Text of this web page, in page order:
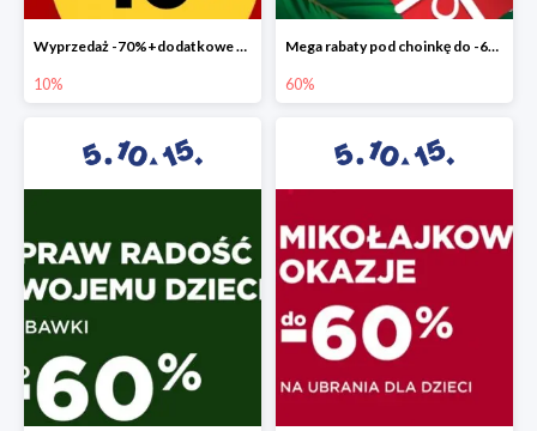
Wyprzedaż -70%+dodatkowe 10%
10%
Mega rabaty pod choinkę do -60%
60%